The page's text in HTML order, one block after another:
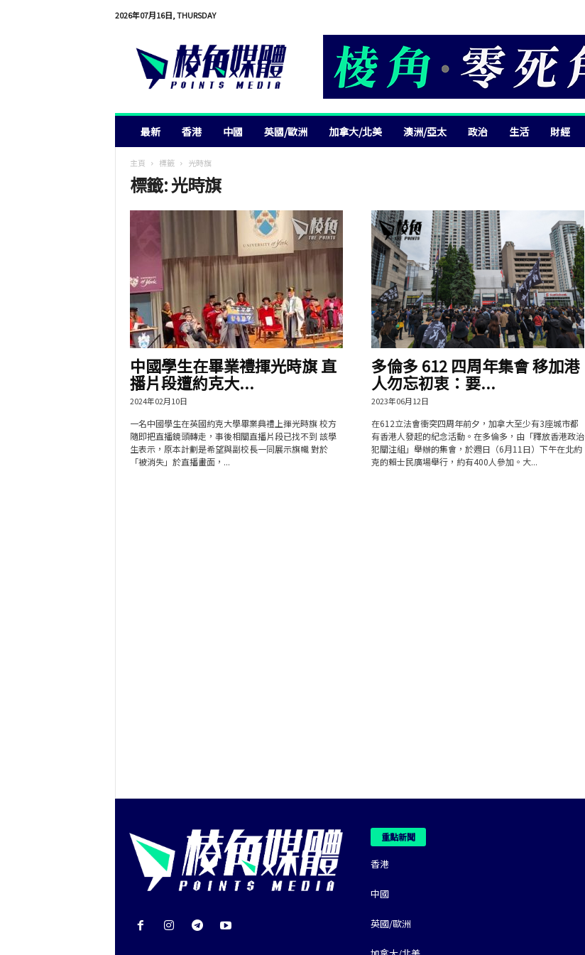
2026年07月16日, THURSDAY
最新 香港 中國 英國/歐洲 加拿大/北美 澳洲/亞太 政治 生活 財經
主頁 標籤 光時旗
標籤: 光時旗
中國學生在畢業禮揮光時旗 直
播片段遭約克大...
2024年02月10日
一名中國學生在英國約克大學畢業典禮上揮光時旗 校方
隨即把直播鏡頭轉走，事後相關直播片段已找不到 該學
生表示，原本計劃是希望與副校長一同展示旗幟 對於
「被消失」於直播畫面，...
多倫多 612 四周年集會 移加港
人勿忘初衷：要...
2023年06月12日
在612立法會衝突四周年前夕，加拿大至少有3座城市都
有香港人發起的紀念活動。在多倫多，由「釋放香港政治
犯關注組」舉辦的集會，於週日（6月11日）下午在北約
克的賴士民廣場舉行，約有400人參加。大...
重點新聞
香港
中國
英國/歐洲